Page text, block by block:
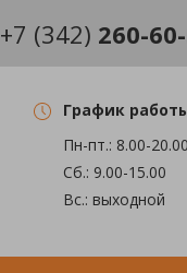
+7 (342) 260-
График
Пн-пт.: 8.00-20.00
Сб.: 9.00-15.00
Вс.: выходной